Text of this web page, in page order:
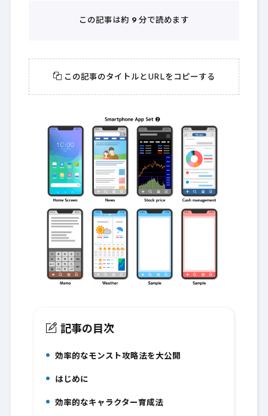
この記事は約 9 分で読めます
この記事のタイトルとURLをコピーする
記事の目次
効率的なモンスト攻略法を大公開
2.はじめに
3.効率的なキャラクター育成法